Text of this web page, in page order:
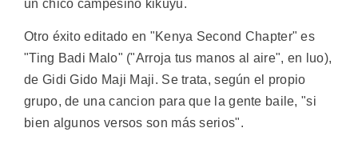
un chico campesino kikuyu.
Otro éxito editado en "Kenya Second Chapter" es
"Ting Badi Malo" ("Arroja tus manos al aire", en luo),
de Gidi Gido Maji Maji. Se trata, según el propio
grupo, de una cancion para que la gente baile, "si
bien algunos versos son más serios".